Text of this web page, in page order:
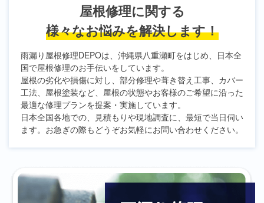
屋根修理に関する
様々なお悩みを解決します！
雨漏り屋根修理DEPOは、沖縄県八重瀬町をはじめ、日本全
国で屋根修理のお手伝いをしています。
屋根の劣化や損傷に対し、部分修理や葺き替え工事、カバー
工法、屋根塗装など、屋根の状態やお客様のご希望に沿った
最適な修理プランを提案・実施しています。
日本全国各地での、見積もりや現地調査に、最短で当日伺い
ます。お急ぎの際もどうぞお気軽にお問い合わせください。